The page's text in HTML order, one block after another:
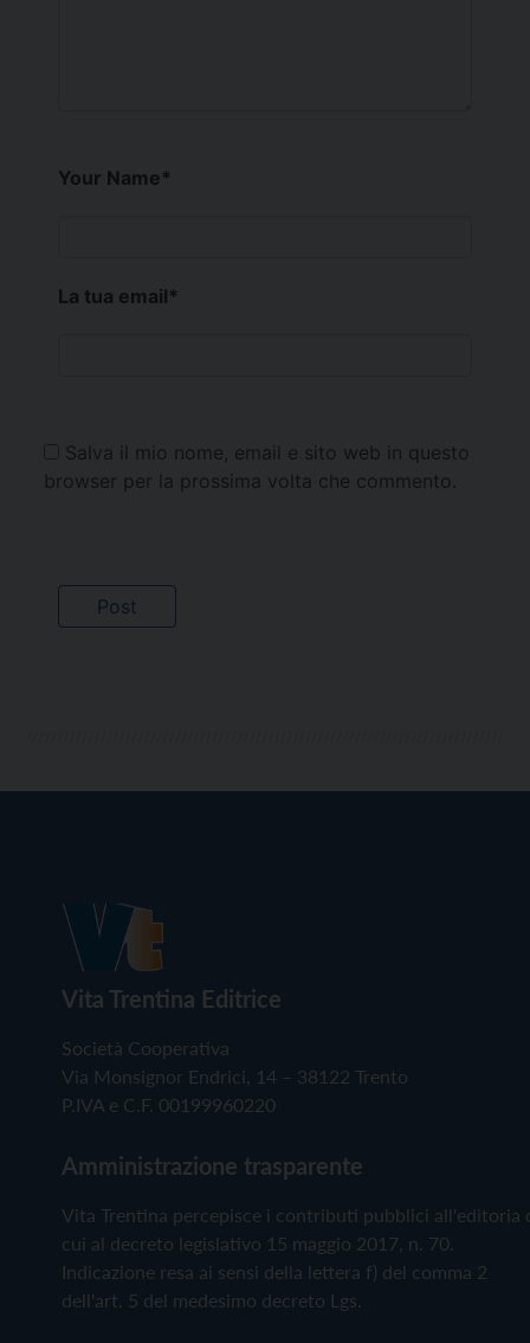
Your Name*
La tua email*
Salva il mio nome, email e sito web in questo
browser per la prossima volta che commento.
Vita Trentina Editrice
Società Cooperativa
Via Monsignor Endrici, 14 – 38122 Trento
P.IVA e C.F. 00199960220
Amministrazione trasparente
Vita Trentina percepisce i contributi pubblici all'editoria
cui al decreto legislativo 15 maggio 2017, n. 70.
Indicazione resa ai sensi della lettera f) del comma 2
dell'art. 5 del medesimo decreto Lgs.